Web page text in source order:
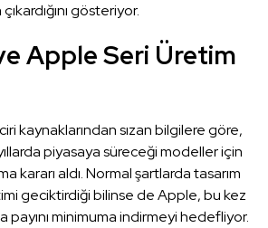
çıkardığını gösteriyor.
Apple Seri Üretim
kaynaklarından sızan bilgilere göre,
piyasaya süreceği modeller için
kararı aldı. Normal şartlarda tasarım
geciktirdiği bilinse de Apple, bu kez
payını minimuma indirmeyi hedefliyor.